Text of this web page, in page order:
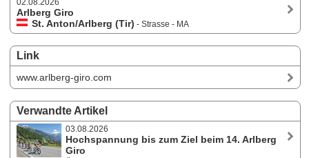
Arlberg Giro
St. Anton/Arlberg (Tir) - Strasse - MA
Link
www.arlberg-giro.com
Verwandte Artikel
03.08.2026
Hochspannung bis zum Ziel beim 14. Arlberg
Giro